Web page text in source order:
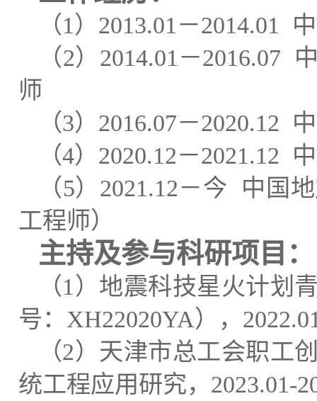
（1 ） 2013.01 －2014.01
（2） 2014.01 －2016.07
师
（3） 2016.07－2020.12
（4） 2020.12－2021.12
（5） 2021.12－今
中国
工程师）
主持及参与科研项目：
（1 ）地震科技星火计划
号： XH22020YA），
（2）天津市总工会职工
统工程应用研究， 2023.01-